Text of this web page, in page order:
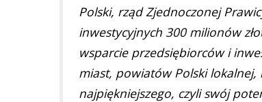
Polski, rząd Zjednoczonej
inwestycyjnych 300 milionów
wsparcie przedsiębiorców i
miast, powiatów Polski lokalnej,
najpiękniejszego, czyli swój